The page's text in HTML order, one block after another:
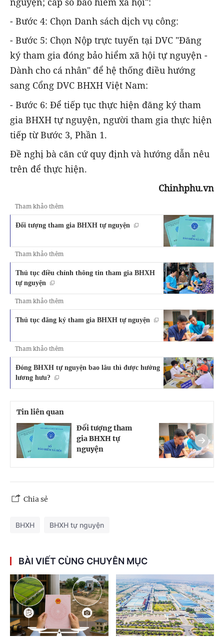
- Bước 4: Chọn Danh sách dịch vụ công:
- Bước 5: Chọn Nộp trực tuyến tại DVC "Đăng
ký tham gia đóng bảo hiểm xã hội tự nguyện -
Dành cho cá nhân" để hệ thống điều hướng
sang Cổng DVC BHXH Việt Nam:
- Bước 6: Để tiếp tục thực hiện đăng ký tham
gia BHXH tự nguyện, người tham gia thực hiện
tiếp từ Bước 3, Phần 1.
Đề nghị bà căn cứ quy định và hướng dẫn nêu
trên để thực hiện.
Chinhphu.vn
Tham khảo thêm
Đối tượng tham gia BHXH tự nguyện
Tham khảo thêm
Thủ tục điều chỉnh thông tin tham gia BHXH
tự nguyện
Tham khảo thêm
Thủ tục đăng ký tham gia BHXH tự nguyện
Tham khảo thêm
Đóng BHXH tự nguyện bao lâu thì được hưởng
lương hưu?
Tin liên quan
Đối tượng tham
gia BHXH tự
nguyện
Chia sẻ
BHXH BHXH tự nguyện
BÀI VIẾT CÙNG CHUYÊN MỤC